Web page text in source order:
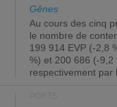
Gênes
Au cours des cinq
le nombre de
199 914 EVP (-2,8
%) et 200 686 (-9,2
respectivement par